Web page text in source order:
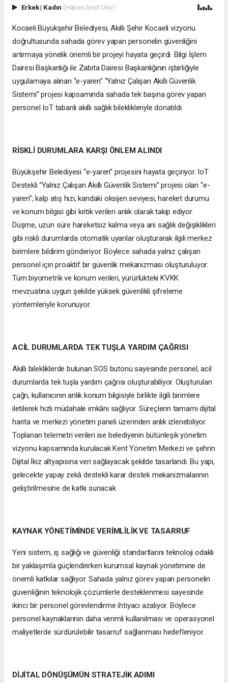
Erkek| Kadın (Haberi Sesli Oku)
Kocaeli Büyükşehir Belediyesi, Akıllı Şehir Kocaeli vizyonu
doğrultusunda sahada görev yapan personelin güvenliğini
artırmaya yönelik önemli bir projeyi hayata geçirdi. Bilgi İşlem
Dairesi Başkanlığı ile Zabıta Dairesi Başkanlığının işbirliğiyle
uygulamaya alınan “e-yaren” “Yalnız Çalışan Akıllı Güvenlik
Sistemi” projesi kapsamında sahada tek başına görev yapan
personel IoT tabanlı akıllı sağlık bileklikleriyle donatıldı.
RİSKLİ DURUMLARA KARŞI ÖNLEM ALINDI
Büyükşehir Belediyesi “e-yaren” projesini hayata geçiriyor. IoT
Destekli “Yalnız Çalışan Akıllı Güvenlik Sistemi” projesi olan “e-
yaren”; kalp atış hızı, kandaki oksijen seviyesi, hareket durumu
ve konum bilgisi gibi kritik verileri anlık olarak takip ediyor.
Düşme, uzun süre hareketsiz kalma veya ani sağlık değişiklikleri
gibi riskli durumlarda otomatik uyarılar oluşturarak ilgili merkez
birimlere bildirim gönderiyor. Böylece sahada yalnız çalışan
personel için proaktif bir güvenlik mekanizması oluşturuluyor.
Tüm biyometrik ve konum verileri, yürürlükteki KVKK
mevzuatına uygun şekilde yüksek güvenlikli şifreleme
yöntemleriyle korunuyor.
ACİL DURUMLARDA TEK TUŞLA YARDIM ÇAĞRISI
Akıllı bilekliklerde bulunan SOS butonu sayesinde personel, acil
durumlarda tek tuşla yardım çağrısı oluşturabiliyor. Oluşturulan
çağrı, kullanıcının anlık konum bilgisiyle birlikte ilgili birimlere
iletilerek hızlı müdahale imkânı sağlıyor. Süreçlerin tamamı dijital
harita ve merkezi yönetim paneli üzerinden anlık izlenebiliyor.
Toplanan telemetri verileri ise belediyenin bütünleşik yönetim
vizyonu kapsamında kurulacak Kent Yönetim Merkezi ve şehrin
Dijital İkiz altyapısına veri sağlayacak şekilde tasarlandı. Bu yapı,
gelecekte yapay zekâ destekli karar destek mekanizmalarının
geliştirilmesine de katkı sunacak.
KAYNAK YÖNETİMİNDE VERİMLİLİK VE TASARRUF
Yeni sistem, iş sağlığı ve güvenliği standartlarını teknoloji odaklı
bir yaklaşımla güçlendirirken kurumsal kaynak yönetimine de
önemli katkılar sağlıyor. Sahada yalnız görev yapan personelin
güvenliğinin teknolojik çözümlerle desteklenmesi sayesinde
ikinci bir personel görevlendirme ihtiyacı azalıyor. Böylece
personel kaynaklarının daha verimli kullanılması ve operasyonel
maliyetlerde sürdürülebilir tasarruf sağlanması hedefleniyor.
DİJİTAL DÖNÜŞÜMÜN STRATEJİK ADIMI